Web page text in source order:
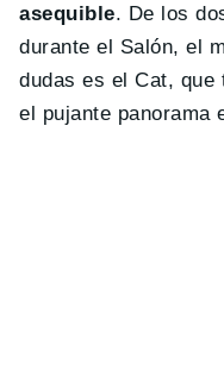
asequible. De los
durante el Salón, el
dudas es el Cat, que
el pujante panorama